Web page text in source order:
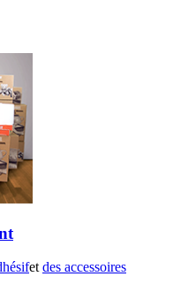
etdes accessoires